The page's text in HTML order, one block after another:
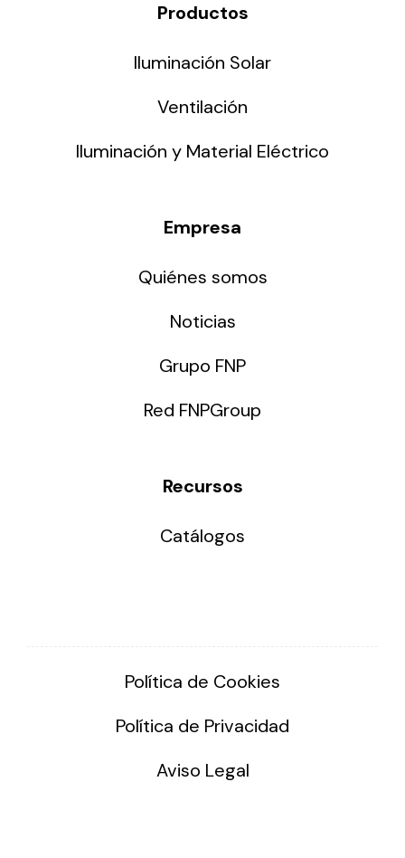
Productos
Iluminación Solar
Ventilación
Iluminación y Material Eléctrico
Empresa
Quiénes somos
Noticias
Grupo FNP
Red FNPGroup
Recursos
Catálogos
Política de Cookies
Política de Privacidad
Aviso Legal